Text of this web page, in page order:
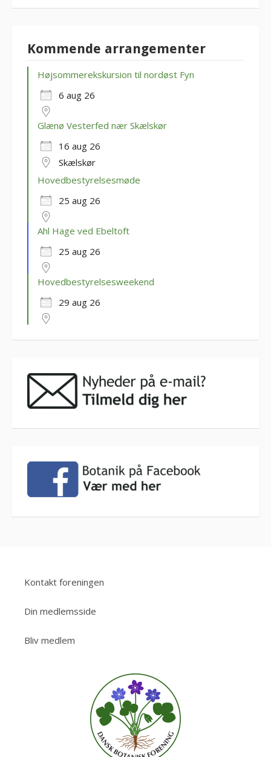
Kommende arrangementer
Højsommerekskursion til nordøst Fyn
6 aug 26
Glænø Vesterfed nær Skælskør
16 aug 26
Skælskør
Hovedbestyrelsesmøde
25 aug 26
Ahl Hage ved Ebeltoft
25 aug 26
Hovedbestyrelsesweekend
29 aug 26
Kontakt foreningen
Din medlemsside
Bliv medlem